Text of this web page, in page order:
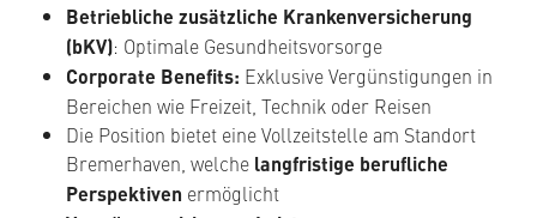
Betriebliche zusätzliche Krankenversicherung
(bKV): Optimale Gesundheitsvorsorge
Corporate Benefits: Exklusive Vergünstigungen in
Bereichen wie Freizeit, Technik oder Reisen
Die Position bietet eine Vollzeitstelle am Standort
Bremerhaven, welche langfristige berufliche
Perspektiven ermöglicht